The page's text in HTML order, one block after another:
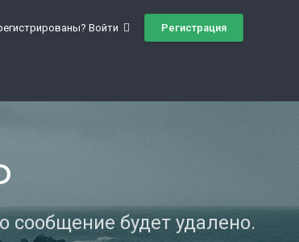
Войти Регистрация
сообщение будет удалено.